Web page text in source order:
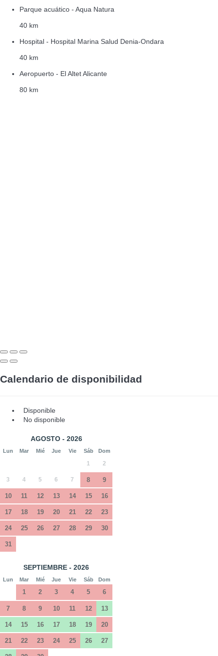
Parque acuático - Aqua Natura
40 km
Hospital - Hospital Marina Salud Denia-Ondara
40 km
Aeropuerto - El Altet Alicante
80 km
Calendario de disponibilidad
Disponible
No disponible
AGOSTO - 2026
Lun Mar Mié Jue Vie Sáb Dom
1 2
3 4 5 6 7 8 9
10 11 12 13 14 15 16
17 18 19 20 21 22 23
24 25 26 27 28 29 30
31
SEPTIEMBRE - 2026
Lun Mar Mié Jue Vie Sáb Dom
1 2 3 4 5 6
7 8 9 10 11 12 13
14 15 16 17 18 19 20
21 22 23 24 25 26 27